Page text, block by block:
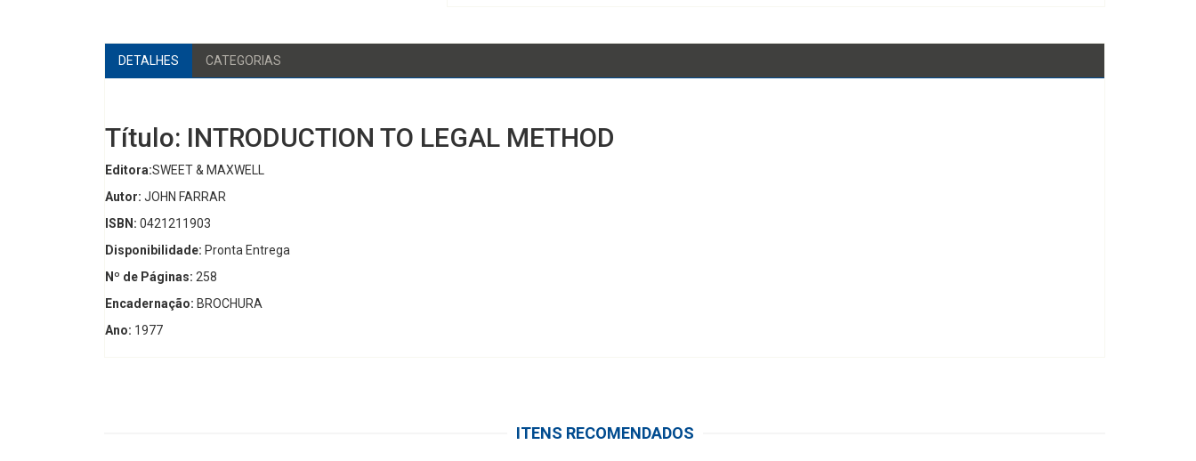
DETALHES CATEGORIAS
Título: INTRODUCTION TO LEGAL METHOD
Editora:SWEET & MAXWELL
Autor: JOHN FARRAR
ISBN: 0421211903
Disponibilidade: Pronta Entrega
Nº de Páginas: 258
Encadernação: BROCHURA
Ano: 1977
ITENS RECOMENDADOS